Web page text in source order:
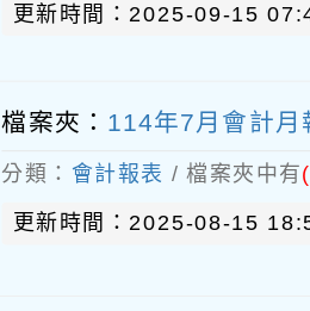
更新時間：2025-09-15
檔案夾： 114年7月會計月
分類： 會計報表 / 檔案夾中有
更新時間：2025-08-15